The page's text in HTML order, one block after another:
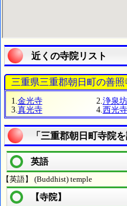
近くの寺院リスト
三重県三重郡朝日町の善
1. 金光寺 2. 浄泉坊
3. 真光寺 4. 西光寺
「三重郡朝日町寺院
英語
【英語】 (Buddhist) temple
【寺院】